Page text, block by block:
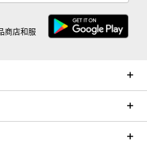
商店和服